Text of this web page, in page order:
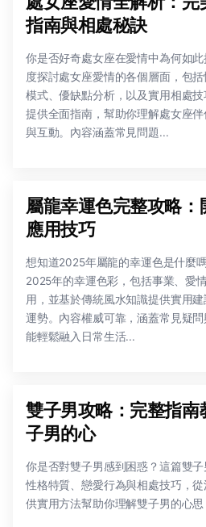
指南與相處秘訣
你是否好奇處女座在愛情中為何如
度探討處女座愛情的各個層面，包
模式、優缺點分析，以及實用相處
提供全面指南，幫助你理解處女座
與互動。內容涵蓋常見問題...
屬龍幸運色完整攻略
應用技巧
想知道2025年屬龍的幸運色是什麼
2025年的幸運色彩，包括事業、愛
用，並基於傳統風水知識提供實用
運勢。內容權威可靠，涵蓋常見疑
能輕鬆融入日常生活...
雙子男攻略：完整指南
子男的心
你是否對雙子男感到困惑？這篇雙
性格特質、戀愛行為與相處技巧，
供實用方法幫助你理解雙子男的心思